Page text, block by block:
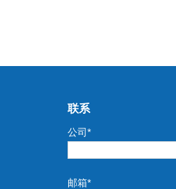
联系
公司*
邮箱*